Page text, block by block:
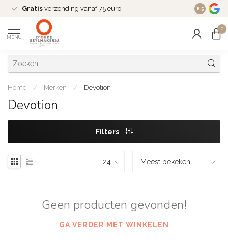
Gratis verzending vanaf 75 euro! Dé
8.5
MENU
0
Home / Merken / Devotion
Devotion
Filters
Geen producten gevonden!
GA VERDER MET WINKELEN